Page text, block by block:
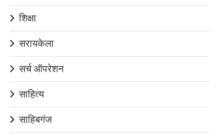
शिक्षा
सरायकेला
सर्च ऑपरेशन
साहित्य
साहिबगंज